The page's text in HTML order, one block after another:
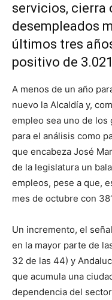
servicios, cierra
desempleados
últimos tres
positivo de
A menos de un año
nuevo la Alcaldía y,
empleo sea uno de los
para el análisis como
que encabeza José
de la legislatura un
empleos, pese a que,
mes de octubre con
Un incremento, el
en la mayor parte de
32 de las 44) y
que acumula una
dependencia del